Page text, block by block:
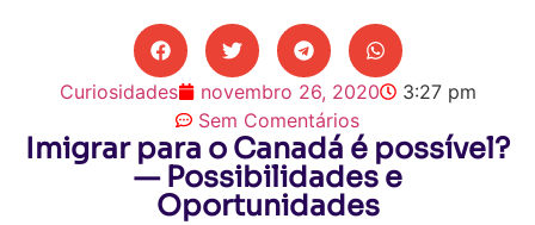
Curiosidades novembro 26, 2020
3:27 pm
Sem Comentários
Imigrar para o Canadá é possível?
— Possibilidades e
Oportunidades